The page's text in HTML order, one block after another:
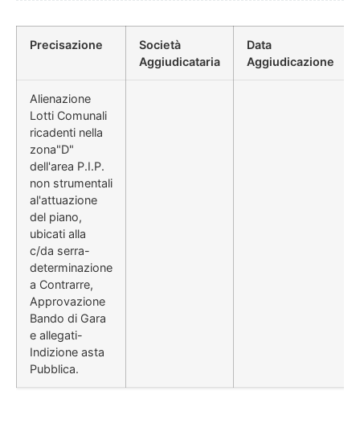
Precisazione
Società
Aggiudicataria
Data
Aggiudicazione
Alienazione
Lotti Comunali
ricadenti nella
zona"D"
dell'area P.I.P.
non strumentali
al'attuazione
del piano,
ubicati alla
c/da serra-
determinazione
a Contrarre,
Approvazione
Bando di Gara
e allegati-
Indizione asta
Pubblica.